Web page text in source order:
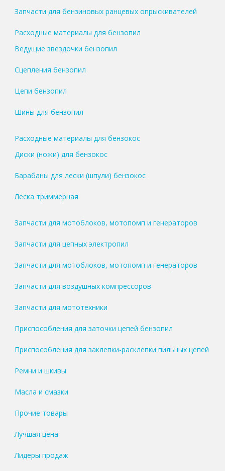
Запчасти для бензиновых ранцевых опрыскивателей
Расходные материалы для бензопил
Ведущие звездочки бензопил
Сцепления бензопил
Цепи бензопил
Шины для бензопил
Расходные материалы для бензокос
Диски (ножи) для бензокос
Барабаны для лески (шпули) бензокос
Леска триммерная
Запчасти для мотоблоков, мотопомп и генераторов
Запчасти для цепных электропил
Запчасти для мотоблоков, мотопомп и генераторов
Запчасти для воздушных компрессоров
Запчасти для мототехники
Приспособления для заточки цепей бензопил
Приспособления для заклепки-расклепки пильных цепей
Ремни и шкивы
Масла и смазки
Прочие товары
Лучшая цена
Лидеры продаж